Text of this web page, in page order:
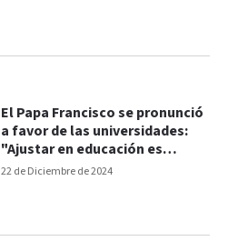
22 de Diciembre de 2024
El Papa Francisco se pronunció
a favor de las universidades:
"Ajustar en educación es
criminal"